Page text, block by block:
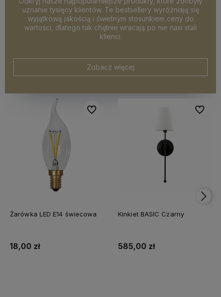
uznanie tysięcy klientów. Te bestsellery wyróżniają się
wyjątkową jakością i świetnym stosunkiem ceny do
wartości, dlatego tak chętnie wracają po nie nasi stali
klienci.
Zobacz więcej
Żarówka LED E14 świecowa
18,00 zł
Do ulubionych
Kinkiet BASIC Czarny
585,00 zł
Do